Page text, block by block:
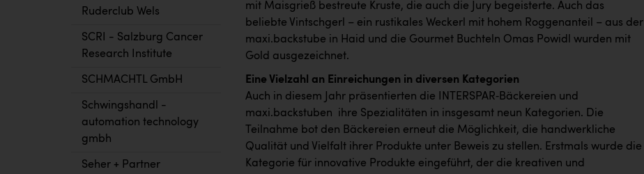
Ruderclub Wels
SCRI - Salzburg Cancer
Research Institute
SCHMACHTL GmbH
Schwingshandl -
automation technology
gmbh
Seher + Partner
mit Maisgrieß bestreute Kruste, die auch die Jury begeisterte. Auch das
beliebte Vintschgerl – ein rustikales Weckerl mit hohem Roggenanteil – aus der
maxi.backstube in Haid und die Gourmet Buchteln Omas Powidl wurden mit
Gold ausgezeichnet.
Eine Vielzahl an Einreichungen in diversen Kategorien
Auch in diesem Jahr präsentierten die INTERSPAR‑Bäckereien und
maxi.backstuben ihre Spezialitäten in insgesamt neun Kategorien. Die
Teilnahme bot den Bäckereien erneut die Möglichkeit, die handwerkliche
Qualität und Vielfalt ihrer Produkte unter Beweis zu stellen. Erstmals wurde die
Kategorie für innovative Produkte eingeführt, der die kreativen und